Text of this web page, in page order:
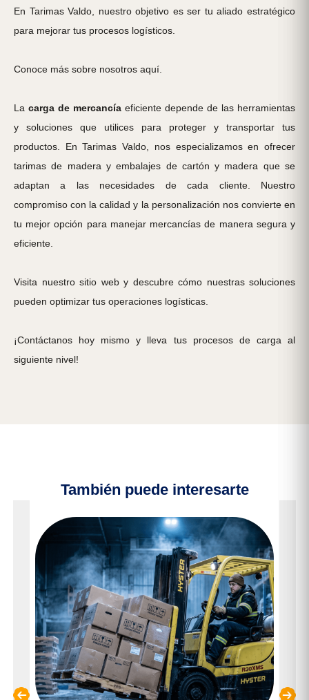
En Tarimas Valdo, nuestro objetivo es ser tu aliado estratégico
para mejorar tus procesos logísticos.
Conoce más sobre nosotros aquí
La carga de mercancía eficiente depende de las herramientas
y soluciones que utilices para proteger y transportar tus
productos. En Tarimas Valdo, nos especializamos en ofrecer
tarimas de madera y embalajes de cartón y madera que se
adaptan a las necesidades de cada cliente. Nuestro
compromiso con la calidad y la personalización nos convierte en
tu mejor opción para manejar mercancías de manera segura y
eficiente.
Visita nuestro sitio weby descubre cómo nuestras soluciones
pueden optimizar tus operaciones logísticas.
¡Contáctanos hoy mismo y lleva tus procesos de carga al
siguiente nivel!
También puede interesarte